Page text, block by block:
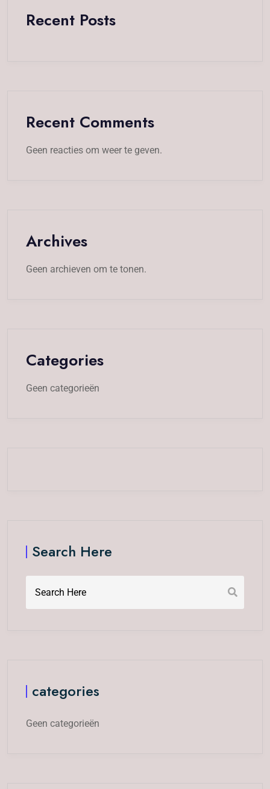
Recent Posts
Recent Comments
Geen reacties om weer te geven.
Archives
Geen archieven om te tonen.
Categories
Geen categorieën
Search Here
categories
Geen categorieën